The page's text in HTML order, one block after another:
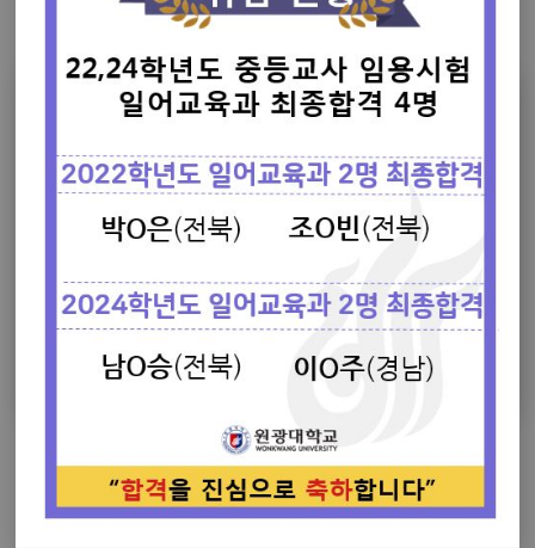
전주 화정중, 전남 항만물류고, 순천 팔마고, 관인중, 전북 외국어고, 전
주 전일고, 일산양일중, 부천부흥중, 나리타공항, 한국철도공사
(KORAIL), 해태제과, GS리테일, LG그룹, 두산 네오트랜스 용인 경전
철, 서울교통공사, 종근당, 東京海上日動システムズ (도쿄해상일동시
스템) 미쓰비시그룹, (주)케이씨넷
학과자랑거리
비교과 프로그램
전공안내서 학과 소개 리플릿